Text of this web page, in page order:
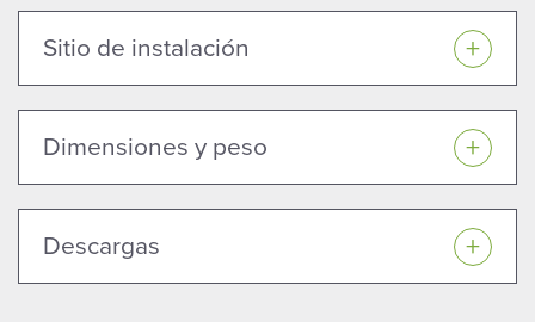
Sitio de instalación
Dimensiones y peso
Descargas